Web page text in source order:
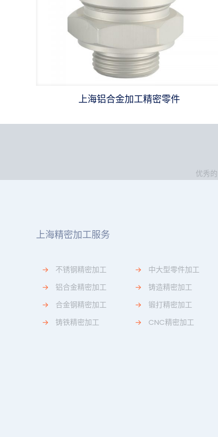
上海铝合金加工精密零件
优秀
上海精密加工服务
→
不锈钢精密加工
→
铝合金精密加工
→
合金钢精密加工
→
铸铁精密加工
→
中大型零件加工
→
铸造精密加工
→
锻打精密加工
→
CNC精密加工